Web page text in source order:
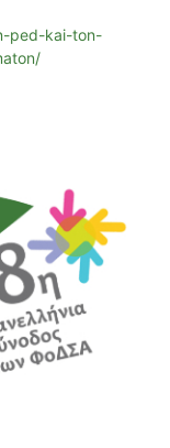
ped-kai-ton-